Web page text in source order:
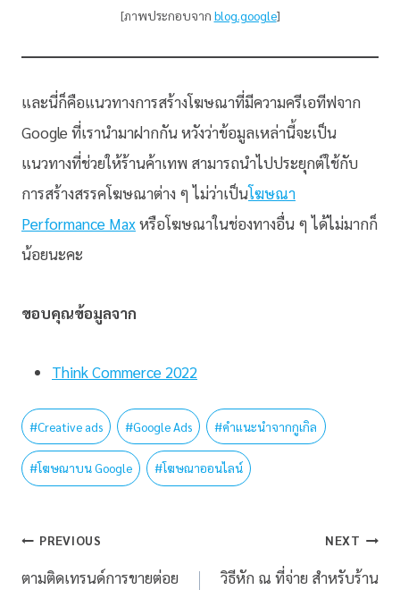
[ภาพประกอบจาก blog.google]
และนี่ก็คือแนวทางการสร้างโฆษณาที่มีความครีเอทีฟจาก
Google ที่เรานำมาฝากกัน หวังว่าข้อมูลเหล่านี้จะเป็น
แนวทางที่ช่วยให้ร้านค้าเทพ สามารถนำไปประยุกต์ใช้กับ
การสร้างสรรคโฆษณาต่าง ๆ ไม่ว่าเป็นโฆษณา
Performance Maxหรือโฆษณาในช่องทางอื่น ๆ ได้ไม่มากก็
น้อยนะคะ
ขอบคุณข้อมูลจาก
Think Commerce 2022
#Creative ads #Google Ads #คำแนะนำจากกูเกิล
#โฆษณาบน Google #โฆษณาออนไลน์
PREVIOUS
ตามติดเทรนด์การขายต่อย
NEXT
วิธีหัก ณ ที่จ่าย สำหรับร้าน